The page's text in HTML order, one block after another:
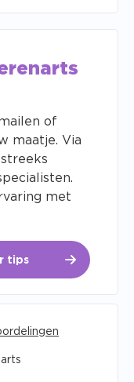
of
maatje. Via
met
tips